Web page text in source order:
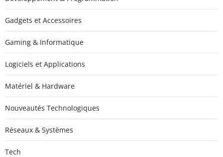
Gadgets et Accessoires
Gaming & Informatique
Logiciels et Applications
Matériel & Hardware
Nouveautés Technologiques
Réseaux & Systèmes
Tech